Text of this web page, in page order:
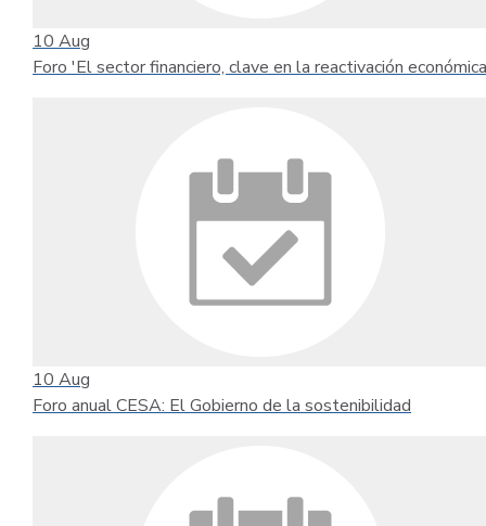
10 Aug
Foro 'El sector financiero, clave en la reactivación
10 Aug
Foro anual CESA: El Gobierno de la sostenibilidad